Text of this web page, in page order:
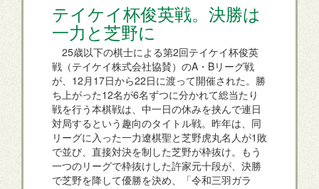
テイケイ杯俊英戦。決勝は
一力と芝野に
25歳以下の棋士による第2回テイケイ杯俊英
戦（テイケイ株式会社協賛）のA・Bリーグ戦
が、12月17日から22日に渡って開催された。勝
ち上がった12名が6名ずつに分かれて総当たり
戦を行う本棋戦は、中一日の休みを挟んで連日
対局するという趣向のタイトル戦。昨年は、同
リーグに入った一力遼棋聖と芝野虎丸名人が1敗
で並び、直接対決を制した芝野が枠抜け。もう
一つのリーグで枠抜けした許家元十段が、決勝
で芝野を降して優勝を決め、「令和三羽ガラ